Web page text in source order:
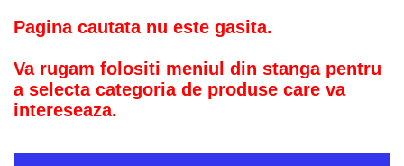
Pagina cautata nu este gasita.
Va rugam folositi meniul din stanga pentru
a selecta categoria de produse care va
intereseaza.